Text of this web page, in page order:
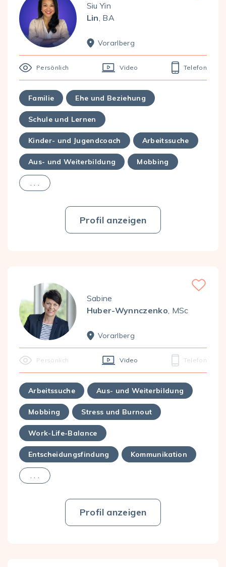
Siu Yin
Lin, BA
Vorarl­berg
Persönlich Video Telefon
Familie Ehe und Beziehung
Schule und Lernen
Kinder- und Jugendcoach Arbeitssuche
Aus- und Weiterbildung Mobbing
. . .
Profil anzeigen
Favorite
Sabine
Huber-Wynnczenko , MSc
Vorarl­berg
Persönlich Video Telefon
Arbeitssuche Aus- und Weiterbildung
Mobbing Stress und Burnout
Work-Life-Balance
Entscheidungsfindung Kommunikation
. . .
Profil anzeigen